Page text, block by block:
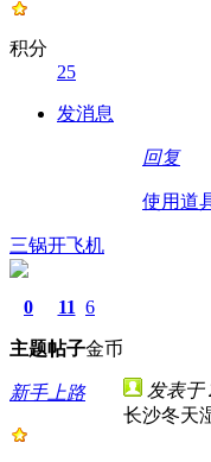
积分
25
发消息
回复
使用道
三锅开飞机
0
主题
11
帖子
6
金币
新手上路 发表于
长沙冬天